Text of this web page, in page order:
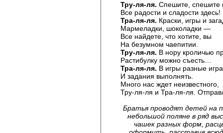
Тру-ля-ля. Спешите, спешите
Все радости и сладости здесь!
Тра-ля-ля. Краски, игры и
Мармеладки, шоколадки —
Все найдете, что хотите, вы
На безумном чаепитии.
Тру-ля-ля. В нору кроличью
Растибулку можно съесть…
Тра-ля-ля. В игры разные
И задания выполнять.
Много нас ждет неизвестного,
Тру-ля-ля и Тра-ля-ля.
Братья проводят детей на
небольшой поляне в ряд
чашек разных форм,